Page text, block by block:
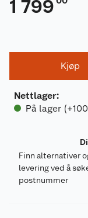
1 799
Kjøp
Nettlager:
På lager
Finn alternativer
levering ved å
postnummer